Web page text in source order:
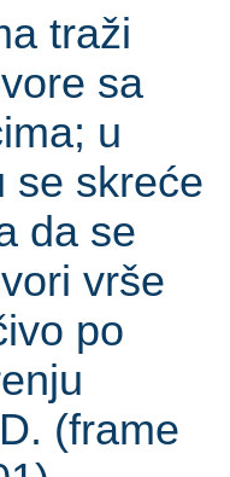
traži
sa
u
se skreće
da se
vrše
po
(frame